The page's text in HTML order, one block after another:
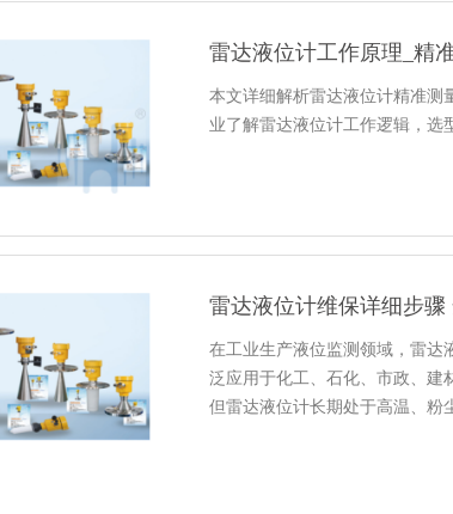
雷达液位计工作原理_精
本文详细解析雷达液位计精准测
业了解雷达液位计工作逻辑，选
雷达液位计维保详细步骤
在工业生产液位监测领域，雷达
泛应用于化工、石化、市政、建
但雷达液位计长期处于高温、